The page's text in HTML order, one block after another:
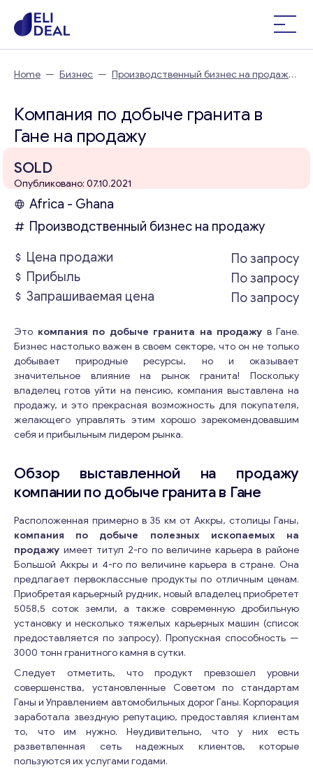
Home — Бизнес — Производственный бизнес на продажу
Компания по добыче гранита в
Гане на продажу
SOLD
Опубликовано: 07.10.2021
Africa - Ghana
Производственный бизнес на продажу
Цена продажи
По запросу
Прибыль
По запросу
Запрашиваемая цена
По запросу
Это компания по добыче гранита на продажу в Гане.
Бизнес настолько важен в своем секторе, что он не только
добывает природные ресурсы, но и оказывает
значительное влияние на рынок гранита! Поскольку
владелец готов уйти на пенсию, компания выставлена на
продажу, и это прекрасная возможность для покупателя,
желающего управлять этим хорошо зарекомендовавшим
себя и прибыльным лидером рынка.
Обзор выставленной на продажу
компании по добыче гранита в Гане
Расположенная примерно в 35 км от Аккры, столицы Ганы,
компания по добыче полезных ископаемых на
продажу имеет титул 2-го по величине карьера в районе
Большой Аккры и 4-го по величине карьера в стране. Она
предлагает первоклассные продукты по отличным ценам.
Приобретая карьерный рудник, новый владелец приобретет
5058,5 соток земли, а также современную дробильную
установку и несколько тяжелых карьерных машин (список
предоставляется по запросу). Пропускная способность —
3000 тонн гранитного камня в сутки.
Следует отметить, что продукт превзошел уровни
совершенства, установленные Советом по стандартам
Ганы и Управлением автомобильных дорог Ганы. Корпорация
заработала звездную репутацию, предоставляя клиентам
то, что им нужно. Неудивительно, что у них есть
разветвленная сеть надежных клиентов, которые
пользуются их услугами годами.